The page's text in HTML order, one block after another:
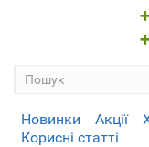
Новинки Акції
Корисні статті